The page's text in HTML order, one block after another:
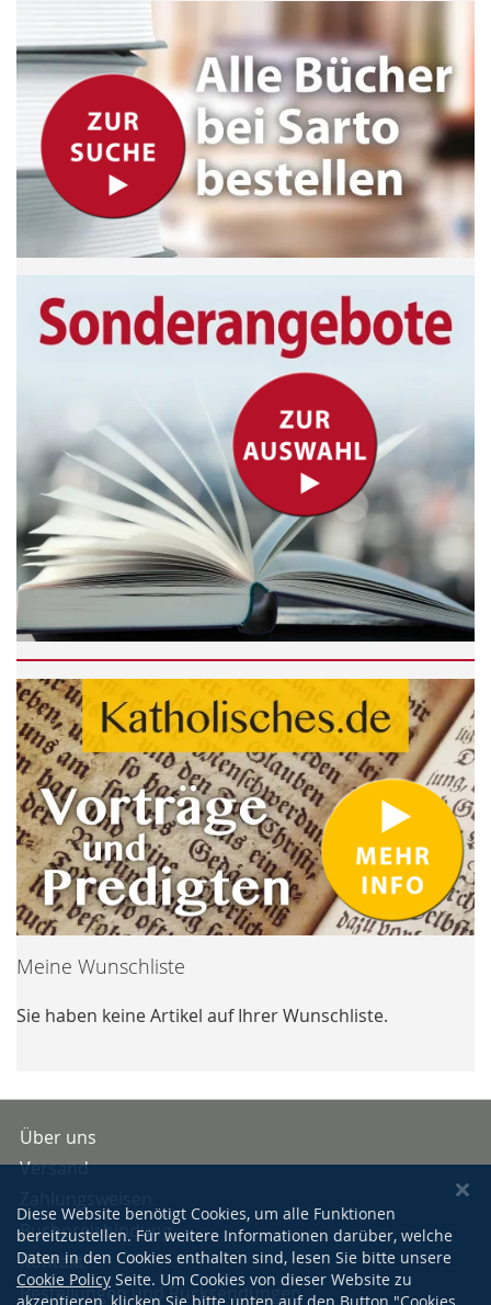
Meine Wunschliste
Sie haben keine Artikel auf Ihrer Wunschliste.
Über uns
Versand
Buchpreisbindung
Kontakt
Bestellungen und Rücksendungen
Diese Website benötigt Cookies, um alle Funktionen
bereitzustellen. Für weitere Informationen darüber, welche
Daten in den Cookies enthalten sind, lesen Sie bitte unsere
Cookie Policy Seite. Um Cookies von dieser Website zu